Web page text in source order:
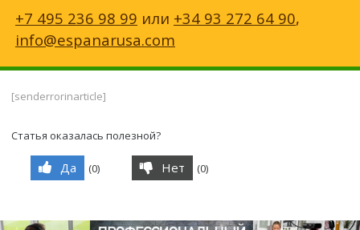
+7 495 236 98 99 или +34 93 272 64 90,
info@espanarusa.com
[senderrorinarticle]
Статья оказалась полезной?
Да (0) Нет (0)